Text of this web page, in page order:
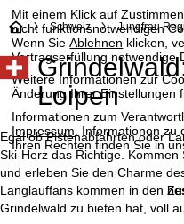
Mit einem Klick aufZustimmen
nicht funktionsnotwendigen
Wenn SieAblehnen klicken,
Vertragserfüllung notwendige
Weitere Informationen zur
Änderung Ihrer Einstellungen
Informationen zum
Impressum . Informationen
Ihren Rechten finden Sie in
S
t
a
r
t
s
Schweiz Jungfrau
Loipen
Egal ob Pistenabfahrten oder
Ski-Herz das Richtige.
und erleben Sie den Charme
Langlauffans kommen in den
Grindelwald zu bieten hat, voll